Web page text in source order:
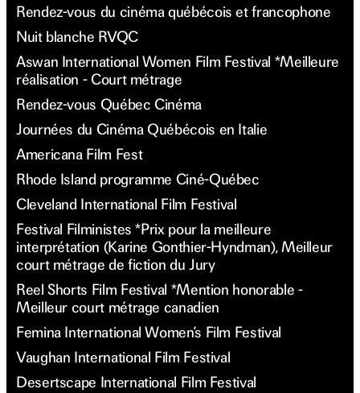
Rendez-vous du cinéma québécois et francophone
Nuit blanche RVQC
Aswan International Women Film Festival *Meilleure
réalisation - Court métrage
Rendez-vous Québec Cinéma
Journées du Cinéma Québécois en Italie
Americana Film Fest
Rhode Island programme Ciné-Québec
Cleveland International Film Festival
Festival Filministes *Prix pour la meilleure
interprétation (Karine Gonthier-Hyndman), Meilleur
court métrage de fiction du Jury
Reel Shorts Film Festival *Mention honorable -
Meilleur court métrage canadien
Femina International Women’s Film Festival
Vaughan International Film Festival
Desertscape International Film Festival